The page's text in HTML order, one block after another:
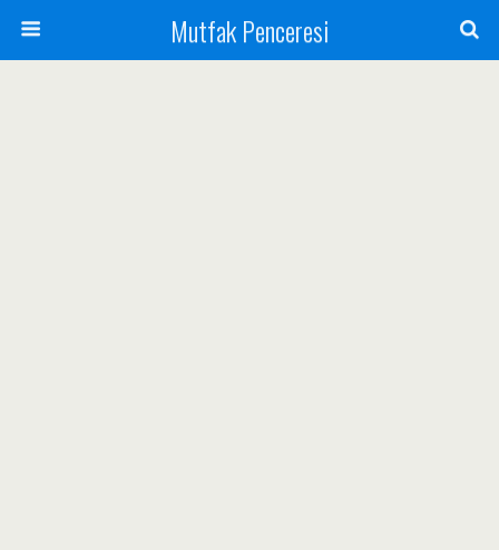
Mutfak Penceresi